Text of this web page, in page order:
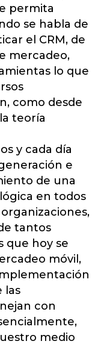
permita
se habla de
el CRM, de
mercadeo,
lo que
como desde
teoría
y cada día
e
de una
en todos
tantos
que hoy se
móvil,
las
con
medio